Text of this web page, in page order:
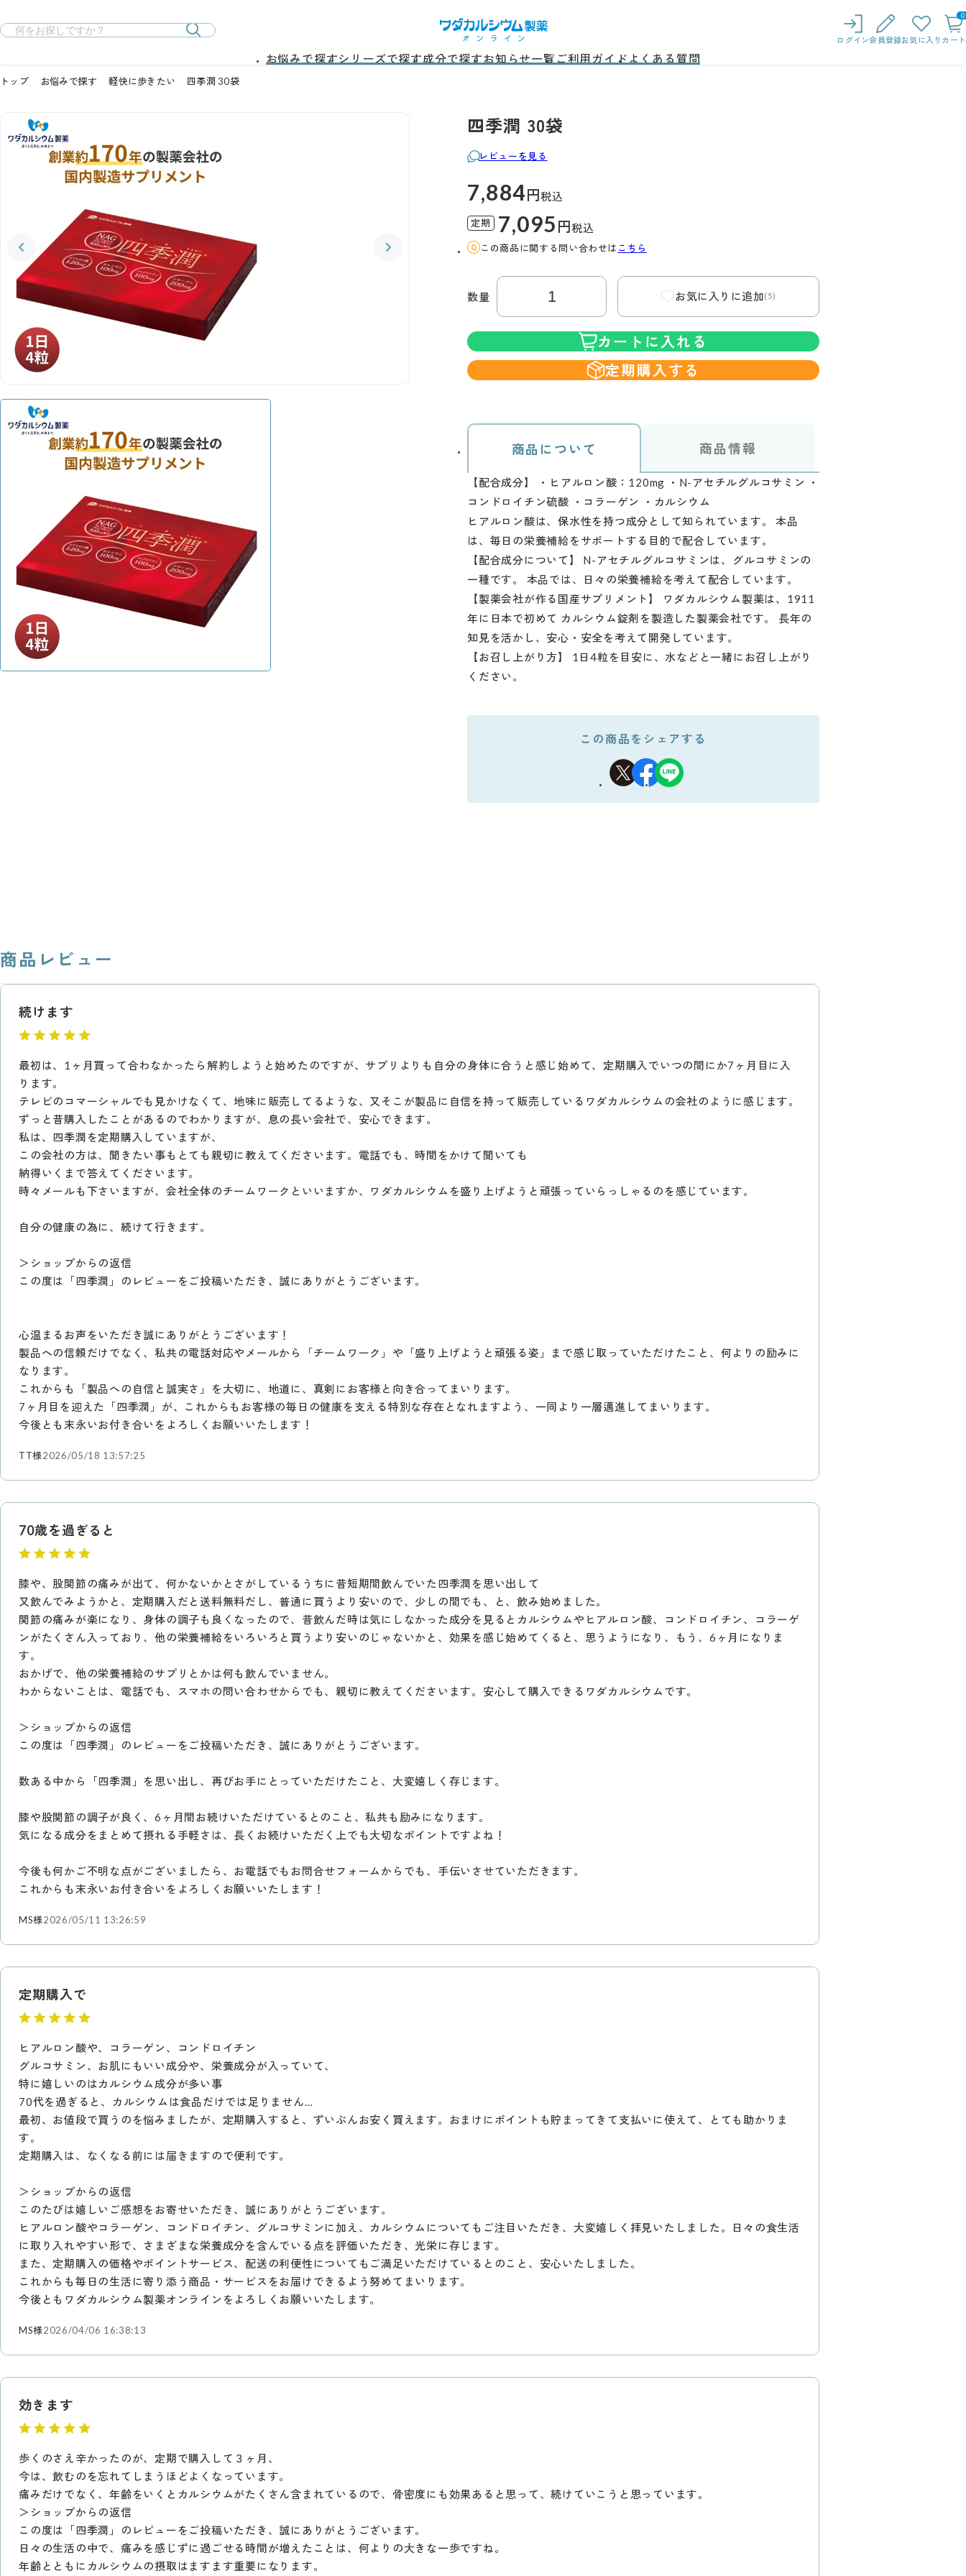
ログイン会員登録お気に入り カート
0
お悩みで探すシリーズで探す成分で探すお知らせ一覧 ご利用ガイド よくある質問
トップ お悩みで探す 軽快に歩きたい 四季潤 30袋
四季潤 30袋
レビューを見る
7,884円税込
定期 7,095 円税込
この商品に関する問い合わせは こちら
数量 お気に入りに追加(5)
カートに入れる
定期購入する
商品について 商品情報
【配合成分】 ・ヒアルロン酸：120mg ・N-アセチルグルコサミン ・
コンドロイチン硫酸 ・コラーゲン ・カルシウム
ヒアルロン酸は、保水性を持つ成分として知られています。 本品
は、毎日の栄養補給をサポートする目的で配合しています。
【配合成分について】 N-アセチルグルコサミンは、グルコサミンの
一種です。 本品では、日々の栄養補給を考えて配合しています。
【製薬会社が作る国産サプリメント】 ワダカルシウム製薬は、1911
年に日本で初めて カルシウム錠剤を製造した製薬会社です。 長年の
知見を活かし、安心・安全を考えて開発しています。
【お召し上がり方】 1日4粒を目安に、水などと一緒にお召し上がり
ください。
この商品をシェアする
商品レビュー
続けます
最初は、1ヶ月買って合わなかったら解約しようと始めたのですが、サプリよりも自分の身体に合うと感じ始めて、定期購入でいつの間にか7ヶ月目に入
ります。
テレビのコマーシャルでも見かけなくて、地味に販売してるような、又そこが製品に自信を持って販売しているワダカルシウムの会社のように感じます。
ずっと昔購入したことがあるのでわかりますが、息の長い会社で、安心できます。
私は、四季潤を定期購入していますが、
この会社の方は、聞きたい事もとても親切に教えてくださいます。電話でも、時間をかけて聞いても
納得いくまで答えてくださいます。
時々メールも下さいますが、会社全体のチームワークといいますか、ワダカルシウムを盛り上げようと頑張っていらっしゃるのを感じています。
自分の健康の為に、続けて行きます。
＞ショップからの返信
この度は「四季潤」のレビューをご投稿いただき、誠にありがとうございます。
心温まるお声をいただき誠にありがとうございます！
製品への信頼だけでなく、私共の電話対応やメールから「チームワーク」や「盛り上げようと頑張る姿」まで感じ取っていただけたこと、何よりの励みに
なります。
これからも「製品への自信と誠実さ」を大切に、地道に、真剣にお客様と向き合ってまいります。
7ヶ月目を迎えた「四季潤」が、これからもお客様の毎日の健康を支える特別な存在となれますよう、一同より一層邁進してまいります。
今後とも末永いお付き合いをよろしくお願いいたします！
TT様2026/05/18 13:57:25
70歳を過ぎると
膝や、股関節の痛みが出て、何かないかとさがしているうちに昔短期間飲んでいた四季潤を思い出して
又飲んでみようかと、定期購入だと送料無料だし、普通に買うより安いので、少しの間でも、と、飲み始めました。
関節の痛みが楽になり、身体の調子も良くなったので、昔飲んだ時は気にしなかった成分を見るとカルシウムやヒアルロン酸、コンドロイチン、コラーゲ
ンがたくさん入っており、他の栄養補給をいろいろと買うより安いのじゃないかと、効果を感じ始めてくると、思うようになり、もう、6ヶ月になりま
す。
おかげで、他の栄養補給のサプリとかは何も飲んでいません。
わからないことは、電話でも、スマホの問い合わせからでも、親切に教えてくださいます。安心して購入できるワダカルシウムです。
＞ショップからの返信
この度は「四季潤」のレビューをご投稿いただき、誠にありがとうございます。
数ある中から「四季潤」を思い出し、再びお手にとっていただけたこと、大変嬉しく存じます。
膝や股関節の調子が良く、6ヶ月間お続けいただけているとのこと、私共も励みになります。
気になる成分をまとめて摂れる手軽さは、長くお続けいただく上でも大切なポイントですよね！
今後も何かご不明な点がございましたら、お電話でもお問合せフォームからでも、手伝いさせていただきます。
これからも末永いお付き合いをよろしくお願いいたします！
MS様2026/05/11 13:26:59
定期購入で
ヒアルロン酸や、コラーゲン、コンドロイチン
グルコサミン、お肌にもいい成分や、栄養成分が入っていて、
特に嬉しいのはカルシウム成分が多い事
70代を過ぎると、カルシウムは食品だけでは足りません…
最初、お値段で買うのを悩みましたが、定期購入すると、ずいぶんお安く買えます。おまけにポイントも貯まってきて支払いに使えて、とても助かりま
す。
定期購入は、なくなる前には届きますので便利です。
＞ショップからの返信
このたびは嬉しいご感想をお寄せいただき、誠にありがとうございます。
ヒアルロン酸やコラーゲン、コンドロイチン、グルコサミンに加え、カルシウムについてもご注目いただき、大変嬉しく拝見いたしました。日々の食生活
に取り入れやすい形で、さまざまな栄養成分を含んでいる点を評価いただき、光栄に存じます。
また、定期購入の価格やポイントサービス、配送の利便性についてもご満足いただけているとのこと、安心いたしました。
これからも毎日の生活に寄り添う商品・サービスをお届けできるよう努めてまいります。
今後ともワダカルシウム製薬オンラインをよろしくお願いいたします。
MS様2026/04/06 16:38:13
効きます
歩くのさえ辛かったのが、定期で購入して３ヶ月、
今は、飲むのを忘れてしまうほどよくなっています。
痛みだけでなく、年齢をいくとカルシウムがたくさん含まれているので、骨密度にも効果あると思って、続けていこうと思っています。
＞ショップからの返信
この度は「四季潤」のレビューをご投稿いただき、誠にありがとうございます。
日々の生活の中で、痛みを感じずに過ごせる時間が増えたことは、何よりの大きな一歩ですね。
年齢とともにカルシウムの摂取はますます重要になります。